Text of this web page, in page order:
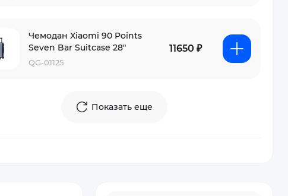
Чемодан Xiaomi 90 Points
Seven Bar Suitcase 28"
QG-01125
11650 ₽
Показать еще